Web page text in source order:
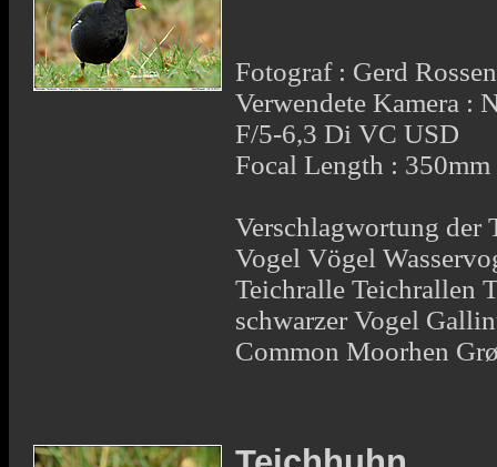
Fotograf : Gerd Rossen
Verwendete Kamera :
F/5-6,3 Di VC USD
Focal Length : 350mm
Verschlagwortung der
Vogel Vögel
Teichralle Teichrallen
schwarzer Vogel
Common Moorhen